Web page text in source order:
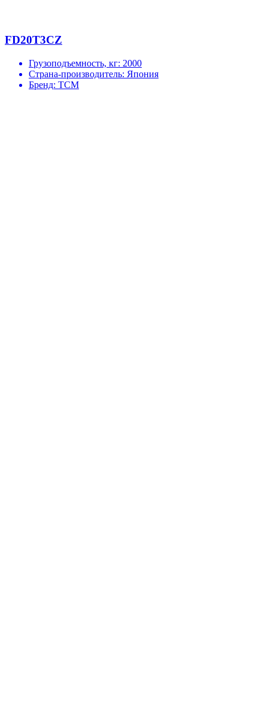
FD20T3CZ
Грузоподъемность, кг: 2000
Страна-производитель: Япония
Бренд: TCM